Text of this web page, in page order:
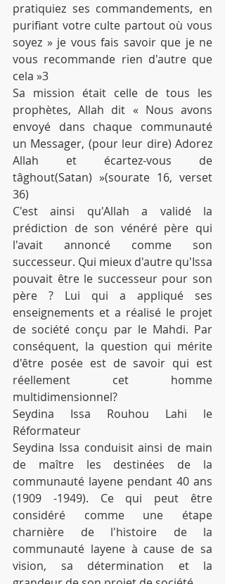
pratiquiez ses commandements, en
purifiant votre culte partout où vous
soyez » je vous fais savoir que je ne
vous recommande rien d'autre que
cela »3
Sa mission était celle de tous les
prophètes, Allah dit « Nous avons
envoyé dans chaque communauté
un Messager, (pour leur dire) Adorez
Allah et écartez-vous de
tâghout(Satan) »(sourate 16, verset
36)
C'est ainsi qu'Allah a validé la
prédiction de son vénéré père qui
l'avait annoncé comme son
successeur. Qui mieux d'autre qu'Issa
pouvait être le successeur pour son
père ? Lui qui a appliqué ses
enseignements et a réalisé le projet
de société conçu par le Mahdi. Par
conséquent, la question qui mérite
d'être posée est de savoir qui est
réellement cet homme
multidimensionnel?
Seydina Issa Rouhou Lahi le
Réformateur
Seydina Issa conduisit ainsi de main
de maître les destinées de la
communauté layene pendant 40 ans
(1909 -1949). Ce qui peut être
considéré comme une étape
charnière de l'histoire de la
communauté layene à cause de sa
vision, sa détermination et la